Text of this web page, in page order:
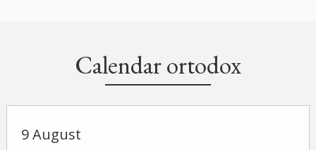
Calendar ortodox
9 August